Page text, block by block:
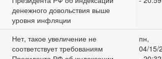
денежного довольствия выше
уровня инфляции
Нет, такое увеличение не
соответствует требованиям
пн,
04/15/